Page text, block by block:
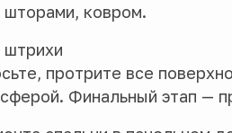
шторами, ковром.
протрите все
Финальный этап —